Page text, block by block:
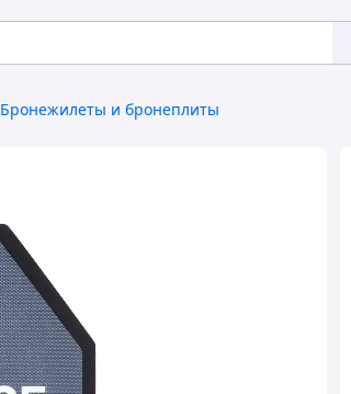
Бронежилеты и бронеплиты